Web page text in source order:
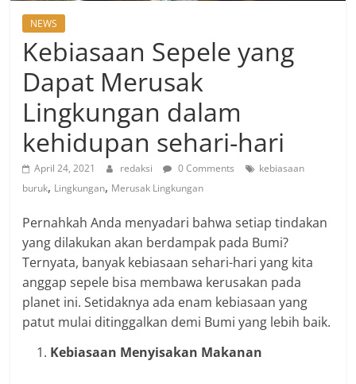
NEWS
Kebiasaan Sepele yang
Dapat Merusak
Lingkungan dalam
kehidupan sehari-hari
April 24, 2021 redaksi 0 Comments
kebiasaan
buruk, Lingkungan, Merusak Lingkungan
Pernahkah Anda menyadari bahwa setiap tindakan
yang dilakukan akan berdampak pada Bumi?
Ternyata, banyak kebiasaan sehari-hari yang kita
anggap sepele bisa membawa kerusakan pada
planet ini. Setidaknya ada enam kebiasaan yang
patut mulai ditinggalkan demi Bumi yang lebih baik.
Kebiasaan Menyisakan Makanan